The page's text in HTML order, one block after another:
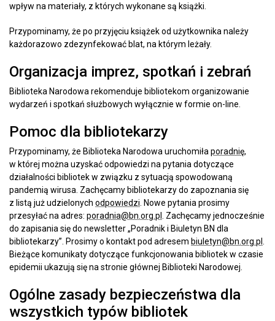
wpływ na materiały, z których wykonane są książki.
Przypominamy, że po przyjęciu książek od użytkownika należy
każdorazowo zdezynfekować blat, na którym leżały.
Organizacja imprez, spotkań i zebrań
Biblioteka Narodowa rekomenduje bibliotekom organizowanie
wydarzeń i spotkań służbowych wyłącznie w formie on-line.
Pomoc dla bibliotekarzy
Przypominamy, że Biblioteka Narodowa uruchomiła poradnię,
w której można uzyskać odpowiedzi na pytania dotyczące
działalności bibliotek w związku z sytuacją spowodowaną
pandemią wirusa. Zachęcamy bibliotekarzy do zapoznania się
z listą już udzielonych odpowiedzi . Nowe pytania prosimy
przesyłać na adres: poradnia@bn.org.pl
. Zachęcamy jednocześnie
do zapisania się do newsletter „Poradnik i Biuletyn BN dla
bibliotekarzy”. Prosimy o kontakt pod adresem biuletyn@bn.org.pl
Bieżące komunikaty dotyczące funkcjonowania bibliotek w czasie
epidemii ukazują się na stronie głównej Biblioteki Narodowej.
Ogólne zasady bezpieczeństwa dla
wszystkich typów bibliotek